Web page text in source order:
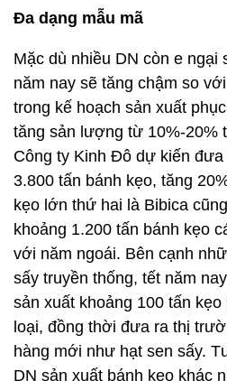
Đa dạng mẫu mã
Mặc dù nhiều DN còn e ngại
năm nay sẽ tăng chậm so
trong kế hoạch sản xuất
tăng sản lượng từ 10%-20%
Công ty Kinh Đô dự kiến
3.800 tấn bánh kẹo, tăng
kẹo lớn thứ hai là Bibica
khoảng 1.200 tấn bánh kẹo
với năm ngoái. Bên cạnh
sấy truyền thống, tết năm
sản xuất khoảng 100 tấn
loại, đồng thời đưa ra thị
hàng mới như hạt sen sấy.
DN sản xuất bánh kẹo khác